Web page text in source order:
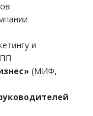
и
(МИФ,